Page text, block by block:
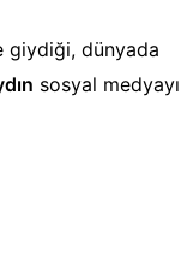
giydiği, dünyada
sosyal medyayı